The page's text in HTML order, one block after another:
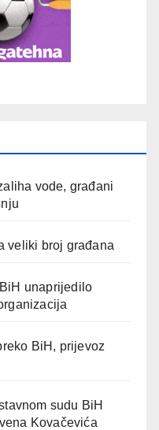
vode, građani
veliki broj građana
unaprijedilo
BiH, prijevoz
sudu BiH
Kovačevića